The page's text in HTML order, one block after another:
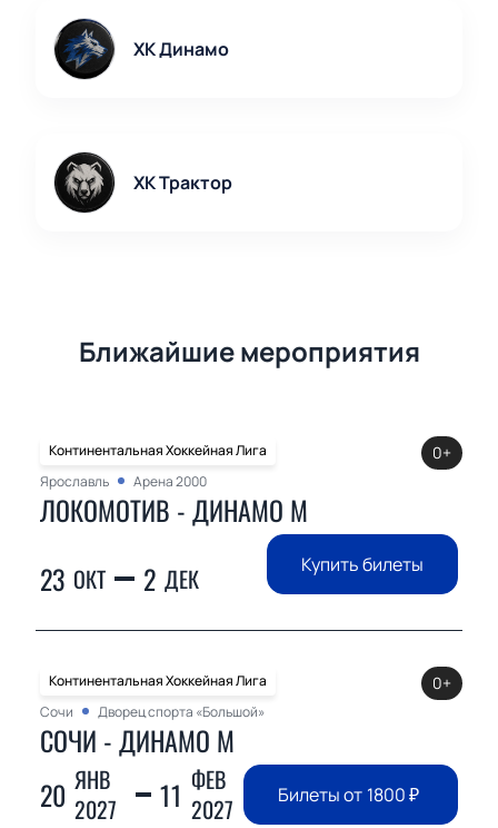
выбирайте свои места!
ХК Динамо
ХК Трактор
Ближайшие мероприятия
Континентальная Хоккейная Лига
Ярославль
Арена 2000
ЛОКОМОТИВ - ДИНАМО М
23 ОКТ 2 ДЕК
0+
Купить билеты
Континентальная Хоккейная Лига
Сочи
Дворец спорта «Большой»
СОЧИ - ДИНАМО М
20 ЯНВ
2027
11 ФЕВ
2027
0+
Билеты от 1800₽